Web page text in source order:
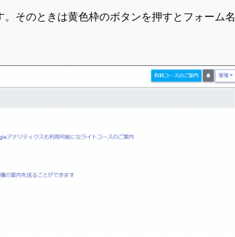
そのときは黄色枠のボタンを押すとフォーム名